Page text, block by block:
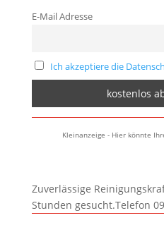
E-Mail Adresse
Ich akzeptiere die
Kleinanzeige - Hier könnte
Zuverlässige
Stunden gesucht.Telefon